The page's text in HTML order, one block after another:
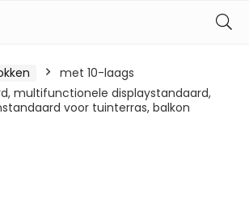
met 10-laags
multifunctionele displaystandaard,
voor tuinterras, balkon